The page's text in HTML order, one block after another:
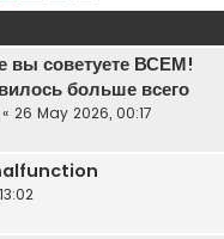
вы советуете ВСЕМ!
больше всего
« 26 May 2026, 00:17